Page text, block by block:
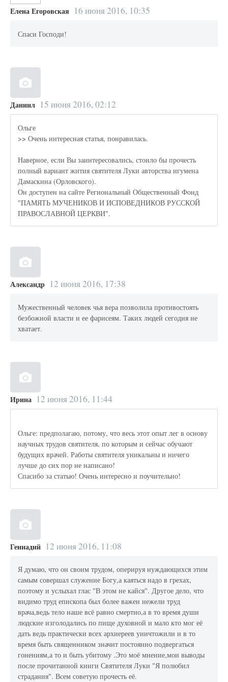
Елена Егоровская 16 июня 2016, 10:35
Спаси Господи!
Даниил 15 июня 2016, 02:12
Ольге
>> Очень интересная статья, понравилась.
Наверное, если Вы заинтересовались, стоило бы прочесть
полный вариант жития святителя Луки авторства игумена
Дамаскина (Орловского).
Он доступен на сайте Региональный Общественный Фонд
"ПАМЯТЬ МУЧЕНИКОВ И ИСПОВЕДНИКОВ РУССКОЙ
ПРАВОСЛАВНОЙ ЦЕРКВИ".
Александр 12 июня 2016, 17:38
Мужественный человек чья вера позволила противостоять
безбожной власти и ее фарисеям. Таких людей сегодня не
хватает.
Ирина 12 июня 2016, 11:44
Ольге: предполагаю, потому, что весь этот опыт лег в основу
научных трудов святителя, по которым и сейчас обучают
будущих врачей. Работы святителя уникальны и ничего
лучше до сих пор не написано!
Спасибо за статью! Очень интересно и поучительно!
Геннадий 12 июня 2016, 11:08
Я думаю, что он своим трудом, оперируя нуждающихся этим
самым совершал служение Богу,а каяться надо в грехах,
поэтому и услыхал глас "В этом не кайся". Другое дело, что
видимо труд епископа был более важен нежели труд
врача,ведь тело наше всё равно смертно,а в то время души
людские изголодались по пище духовной и мало кто мог её
дать ведь практически всех архиереев уничтожили и в то
время быть священником значит постоянно подвергаться
гонениям,а то и быть убитому .Это моё мнение,мои выводы
после прочитанной книги Святителя Луки "Я полюбил
страдания". Всем советую прочесть её.